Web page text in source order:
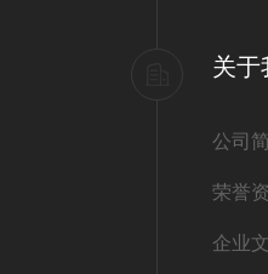
关于
公司
荣誉
企业